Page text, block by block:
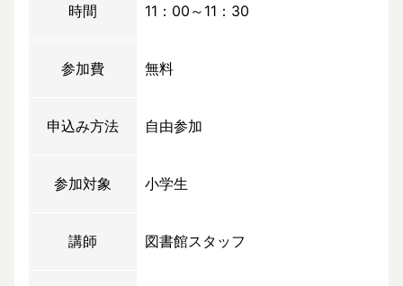
時間 11：00～11：30
参加費 無料
申込み方法 自由参加
参加対象 小学生
講師 図書館スタッフ